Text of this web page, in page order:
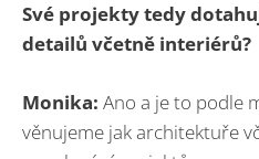
Své projekty tedy
detailů včetně interiérů?
Monika: Ano a je to podle
věnujeme jak architektuře